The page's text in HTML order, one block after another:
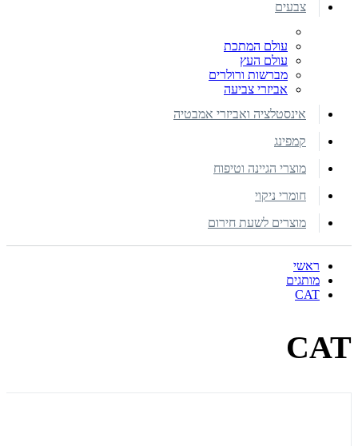
צבעים
עולם המתכת
עולם העץ
מברשות ורולרים
אביזרי צביעה
אינסטלציה ואביזרי אמבטיה
קמפינג
מוצרי הגיינה וטיפוח
חומרי ניקוי
מוצרים לשעת חירום
ראשי
מותגים
CAT
CAT